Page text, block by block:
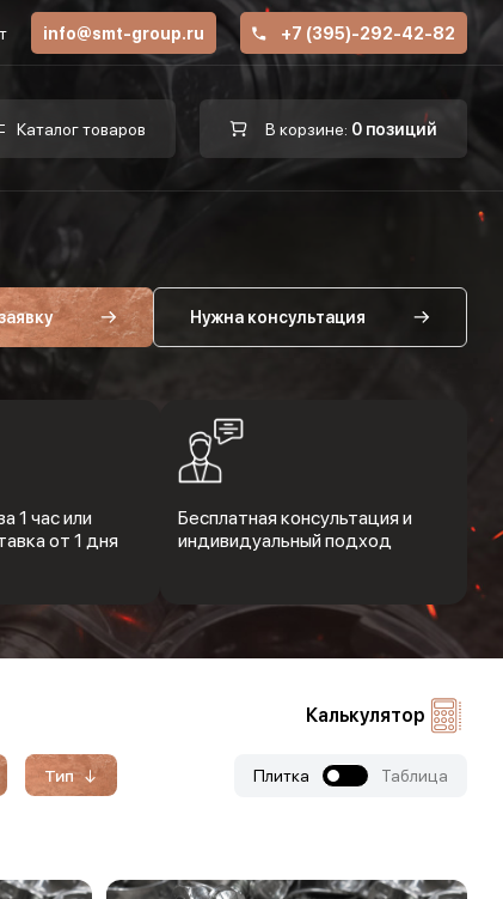
info@smt-group.ru +7 (395)-292-42-82
Каталог товаров В корзине: 0 позиций
Нужна консультация
1 час или
от 1 дня
Бесплатная консультация и
индивидуальный подход
Калькулятор
Тип Плитка Таблица